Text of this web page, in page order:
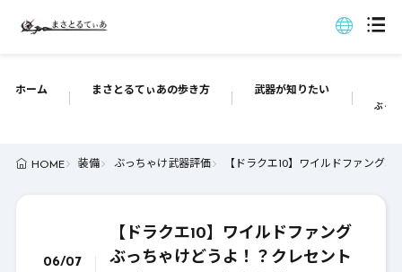
ホーム まさとるてぃあの歩き方 武器が知りたい
ぶっ
HOME 装備 ぶっちゃけ武器評価 【ドラクエ10】ワイルドファング
06/07
【ドラクエ10】ワイルドファング
ぶっちゃけどうよ！？クレセント